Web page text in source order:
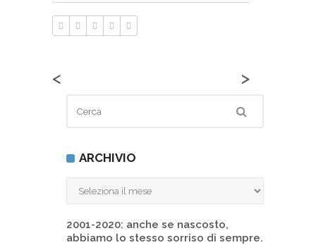
< >
ARCHIVIO
2001-2020: anche se nascosto,
abbiamo lo stesso sorriso di sempre.